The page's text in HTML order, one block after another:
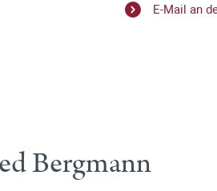
E-Mail an
Bergmann